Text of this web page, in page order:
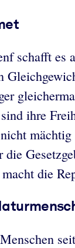
schafft
ihre
die